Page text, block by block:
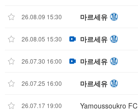
26.08.09 15:30 마르세유
26.08.05 15:30 마르세유
26.07.30 16:00 마르세유
26.07.25 16:00 마르세유
26.07.17 19:00 Yamoussoukro FC